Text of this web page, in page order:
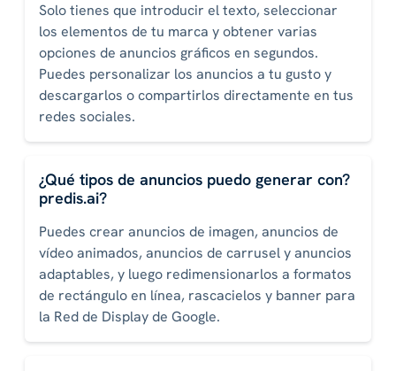
Solo tienes que introducir el texto, seleccionar
los elementos de tu marca y obtener varias
opciones de anuncios gráficos en segundos.
Puedes personalizar los anuncios a tu gusto y
descargarlos o compartirlos directamente en tus
redes sociales.
¿Qué tipos de anuncios puedo generar con?
predis.ai?
Puedes crear anuncios de imagen, anuncios de
vídeo animados, anuncios de carrusel y anuncios
adaptables, y luego redimensionarlos a formatos
de rectángulo en línea, rascacielos y banner para
la Red de Display de Google.